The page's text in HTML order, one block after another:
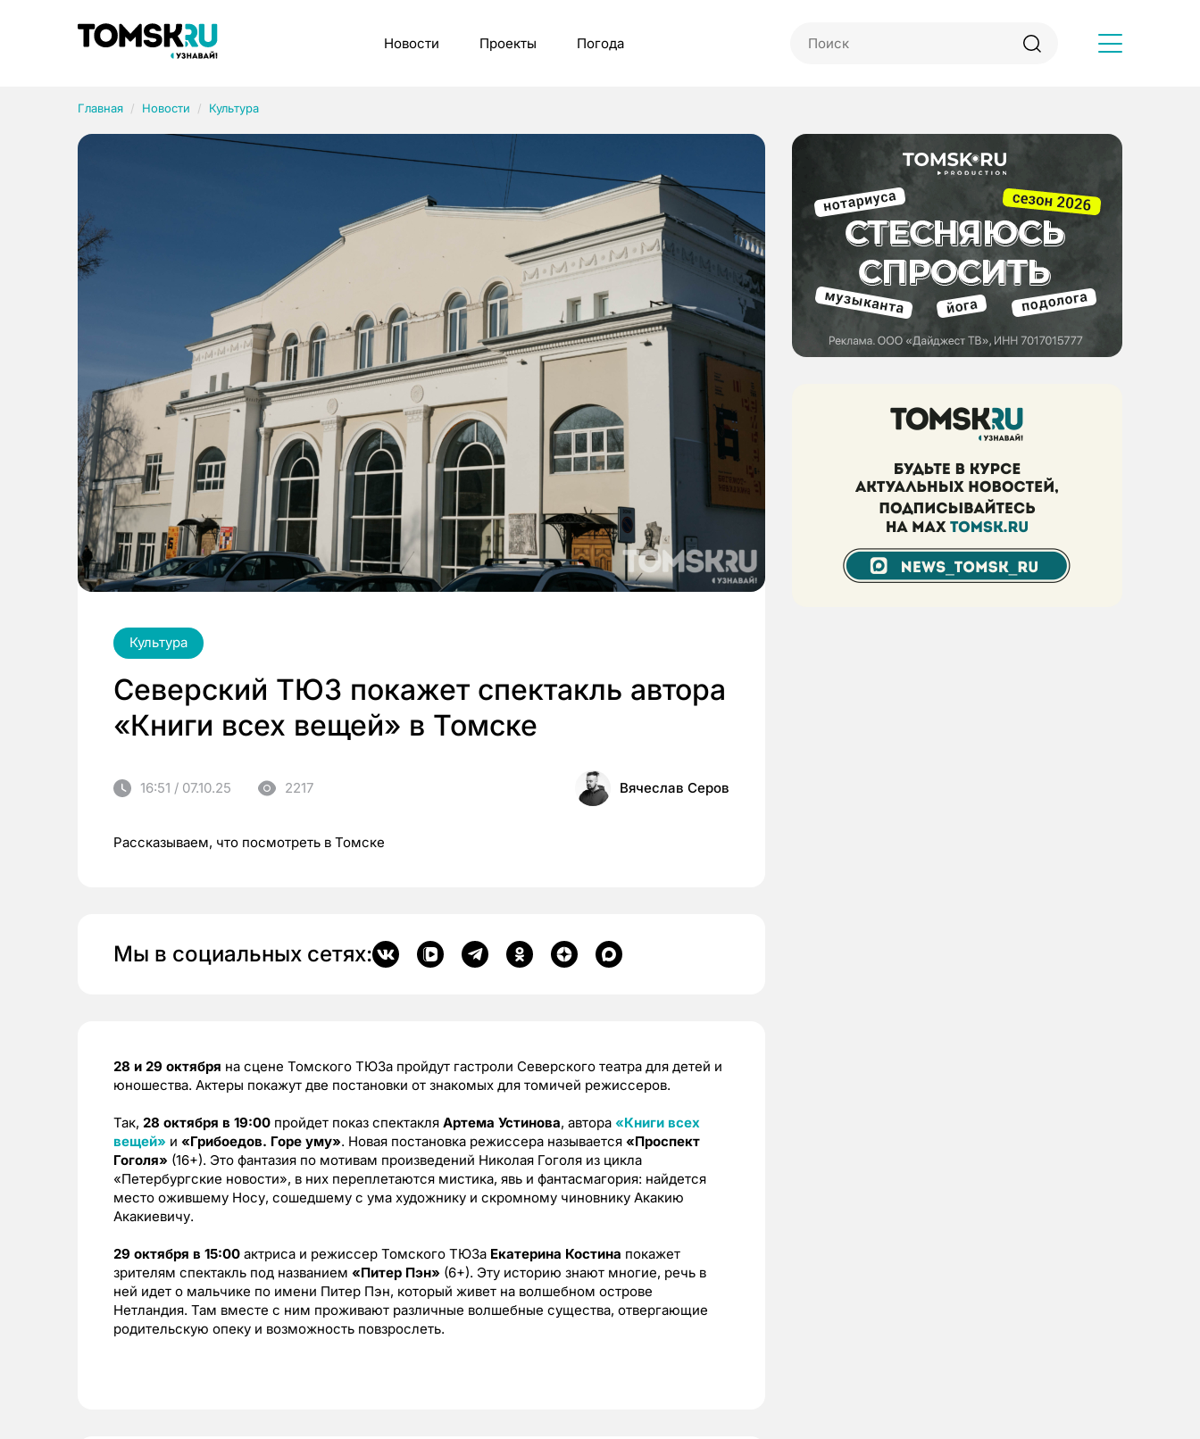
Новости Проекты Погода
Главная Новости Культура
Культура
Северский ТЮЗ покажет спектакль автора
«Книги всех вещей» в Томске
16:51 / 07.10.25 2217 Вячеслав Серов
Рассказываем, что посмотреть в Томске
Мы в социальных сетях:
28 и 29 октября на сцене Томского ТЮЗа пройдут гастроли Северского театра для детей и
юношества. Актеры покажут две постановки от знакомых для томичей режиссеров.
Так, 28 октября в 19:00 пройдет показ спектакля Артема Устинова, автора «Книги всех
вещей» и «Грибоедов. Горе уму». Новая постановка режиссера называется «Проспект
Гоголя» (16+). Это фантазия по мотивам произведений Николая Гоголя из цикла
«Петербургские новости», в них переплетаются мистика, явь и фантасмагория: найдется
место ожившему Носу, сошедшему с ума художнику и скромному чиновнику Акакию
Акакиевичу.
29 октября в 15:00 актриса и режиссер Томского ТЮЗа Екатерина Костина покажет
зрителям спектакль под названием «Питер Пэн» (6+). Эту историю знают многие, речь в
ней идет о мальчике по имени Питер Пэн, который живет на волшебном острове
Нетландия. Там вместе с ним проживают различные волшебные существа, отвергающие
родительскую опеку и возможность повзрослеть.
Рубрики